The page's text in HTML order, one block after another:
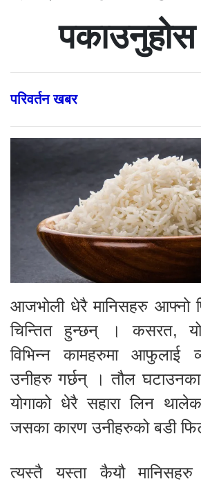
पकाउनुहोस
परिवर्तन खबर
आजभोली धेरै मानिसहरु आफ्नो
चिन्तित हुन्छन् । कसरत,
विभिन्न कामहरुमा आफुलाई
उनीहरु गर्छन् । तौल घटाउनका
योगाको धेरै सहारा लिन
जसका कारण उनीहरुको बडी
त्यस्तै यस्ता कैयौ